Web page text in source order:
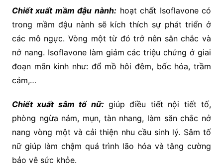
Chiết xuất mầm đậu nành: hoạt chất Isoflavone có
trong mầm đậu nành sẽ kích thích sự phát triển ở
các mô ngực. Vòng một từ đó trở nên săn chắc và
nở nang. Isoflavone làm giảm các triệu chứng ở giai
đoạn mãn kinh như: đổ mồ hôi đêm, bốc hỏa, trầm
cảm,…
Chiết xuất sâm tố nữ:giúp điều tiết nội tiết tố,
phòng ngừa nám, mụn, tàn nhang, làm săn chắc nở
nang vòng một và cải thiện nhu cầu sinh lý. Sâm tố
nữ giúp làm chậm quá trình lão hóa và tăng cường
bảo vệ sức khỏe.